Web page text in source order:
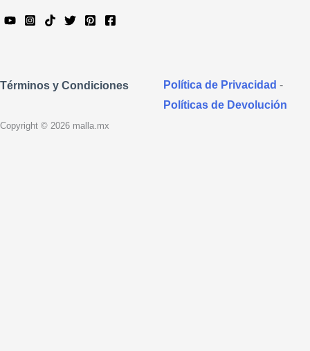
Términos y Condiciones Política de Privacidad -
Políticas de Devolución
Copyright © 2026 malla.mx